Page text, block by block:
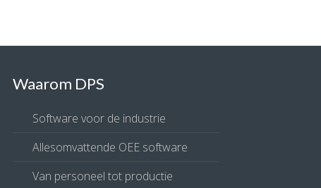
Waarom DPS
Software voor de industrie
Allesomvattende OEE software
Van personeel tot productie